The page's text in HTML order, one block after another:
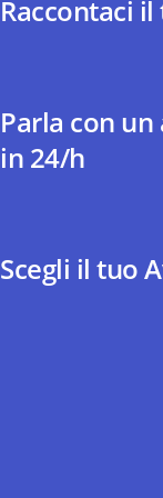
Raccontaci
Parla con
in 24/h
Scegli il tuo